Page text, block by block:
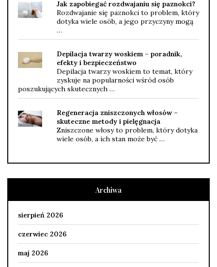
Jak zapobiegać rozdwajaniu się paznokci?
Rozdwajanie się paznokci to problem, który
dotyka wiele osób, a jego przyczyny mogą
…
Depilacja twarzy woskiem – poradnik,
efekty i bezpieczeństwo
Depilacja twarzy woskiem to temat, który
zyskuje na popularności wśród osób
poszukujących skutecznych …
Regeneracja zniszczonych włosów –
skuteczne metody i pielęgnacja
Zniszczone włosy to problem, który dotyka
wiele osób, a ich stan może być …
Archiwa
sierpień 2026
czerwiec 2026
maj 2026